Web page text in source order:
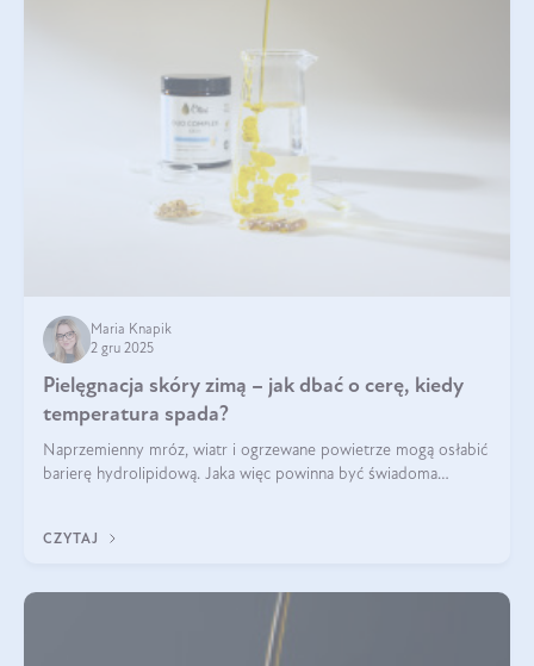
Maria Knapik
2 gru 2025
Pielęgnacja skóry zimą – jak dbać o cerę, kiedy
temperatura spada?
Naprzemienny mróz, wiatr i ogrzewane powietrze mogą osłabić
barierę hydrolipidową. Jaka więc powinna być świadoma
CZYTAJ